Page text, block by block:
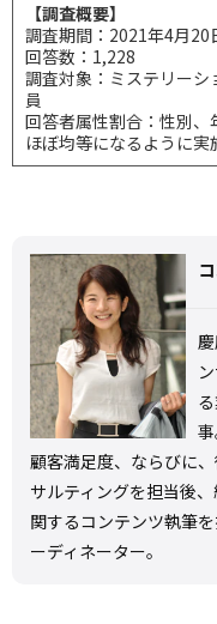
【調査概要】
調査期間：2021年4月20
回答数：1,228
調査対象：ミステリー
員
回答者属性割合：性別
ほぼ均等になるように実
顧客満足度、ならびに
サルティングを担当後
関するコンテンツ執筆
ーディネーター。